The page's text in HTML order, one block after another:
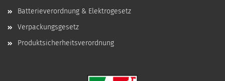
Batterieverordnung & Elektrogesetz
Verpackungsgesetz
Produktsicherheitsverordnung